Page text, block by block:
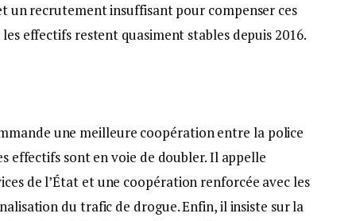
un recrutement insuffisant pour compenser ces
effectifs restent quasiment stables depuis 2016.
une meilleure coopération entre la police
effectifs sont en voie de doubler. Il appelle
de l’État et une coopération renforcée avec les
du trafic de drogue. Enfin, il insiste sur la